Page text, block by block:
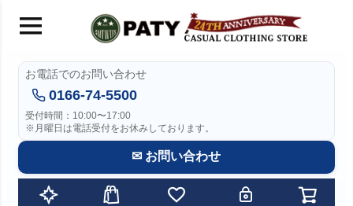
お電話でのお問い合わせ
0166-74-5500
受付時間：10:00〜17:00
※月曜日は電話受付をお休みしております。
✉ お問い合わせ